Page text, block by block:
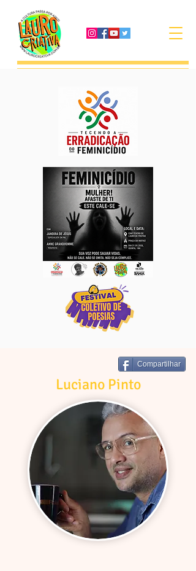
Compartilhar
Luciano Pinto